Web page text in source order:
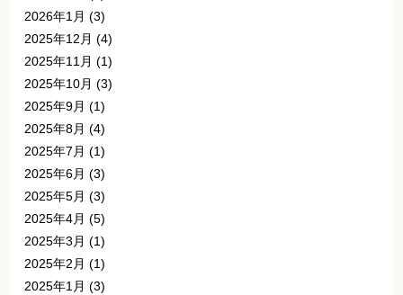
2026年1月 (3)
2025年12月 (4)
2025年11月 (1)
2025年10月 (3)
2025年9月 (1)
2025年8月 (4)
2025年7月 (1)
2025年6月 (3)
2025年5月 (3)
2025年4月 (5)
2025年3月 (1)
2025年2月 (1)
2025年1月 (3)